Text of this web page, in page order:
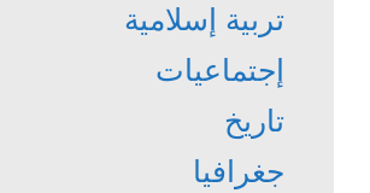
تربية إسلامية
إجتماعيات
تاريخ
جغرافيا